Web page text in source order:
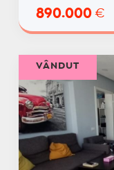
890.000 €
VÂNDUT